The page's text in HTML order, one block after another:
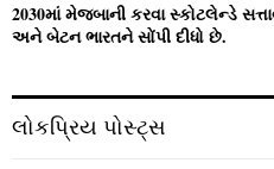
2030માં મેજબાની કરવા સ્કોટલેન્ડે
અને બેટન ભારતને સોંપી દીધો છે.
લોકપ્રિય પોસ્ટ્સ